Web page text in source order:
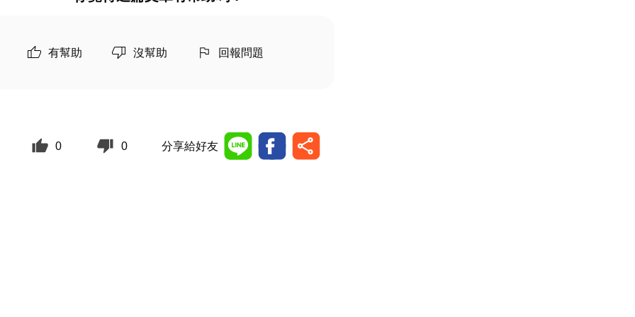
有幫助 沒幫助 回報問題
0 0 分享給好友